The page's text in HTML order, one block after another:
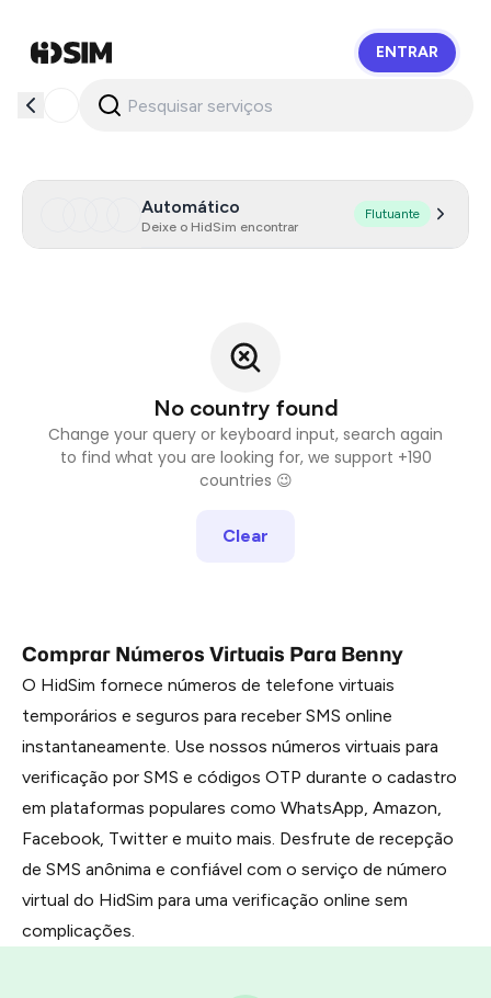
ENTRAR
Automático
Deixe o HidSim encontrar
Flutuante
No country found
Change your query or keyboard input, search again
to find what you are looking for, we support +190
countries 😉
Clear
Comprar Números Virtuais Para Benny
O HidSim fornece números de telefone virtuais
temporários e seguros para receber SMS online
instantaneamente. Use nossos números virtuais para
verificação por SMS e códigos OTP durante o cadastro
em plataformas populares como WhatsApp, Amazon,
Facebook, Twitter e muito mais. Desfrute de recepção
de SMS anônima e confiável com o serviço de número
virtual do HidSim para uma verificação online sem
complicações.